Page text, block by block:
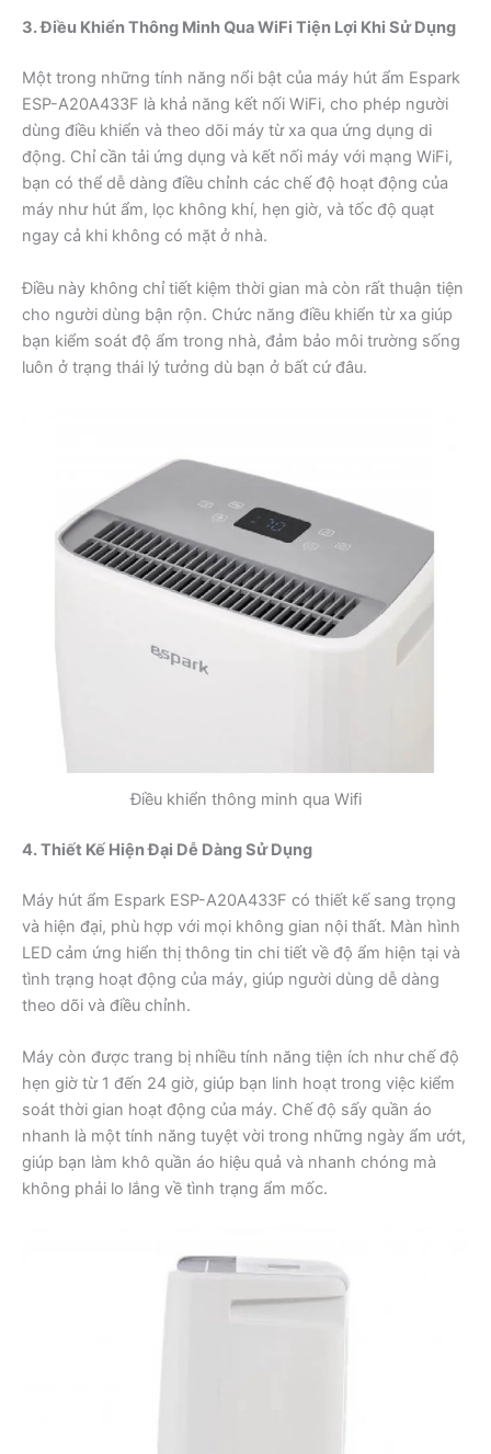
3. Điều Khiển Thông Minh Qua WiFi Tiện Lợi Khi Sử Dụng
Một trong những tính năng nổi bật của máy hút ẩm Espark
ESP-A20A433F là khả năng kết nối WiFi, cho phép người
dùng điều khiển và theo dõi máy từ xa qua ứng dụng di
động. Chỉ cần tải ứng dụng và kết nối máy với mạng WiFi,
bạn có thể dễ dàng điều chỉnh các chế độ hoạt động của
máy như hút ẩm, lọc không khí, hẹn giờ, và tốc độ quạt
ngay cả khi không có mặt ở nhà.
Điều này không chỉ tiết kiệm thời gian mà còn rất thuận tiện
cho người dùng bận rộn. Chức năng điều khiển từ xa giúp
bạn kiểm soát độ ẩm trong nhà, đảm bảo môi trường sống
luôn ở trạng thái lý tưởng dù bạn ở bất cứ đâu.
Điều khiển thông minh qua Wifi
4. Thiết Kế Hiện Đại Dễ Dàng Sử Dụng
Máy hút ẩm Espark ESP-A20A433F có thiết kế sang trọng
và hiện đại, phù hợp với mọi không gian nội thất. Màn hình
LED cảm ứng hiển thị thông tin chi tiết về độ ẩm hiện tại và
tình trạng hoạt động của máy, giúp người dùng dễ dàng
theo dõi và điều chỉnh.
Máy còn được trang bị nhiều tính năng tiện ích như chế độ
hẹn giờ từ 1 đến 24 giờ, giúp bạn linh hoạt trong việc kiểm
soát thời gian hoạt động của máy. Chế độ sấy quần áo
nhanh là một tính năng tuyệt vời trong những ngày ẩm ướt,
giúp bạn làm khô quần áo hiệu quả và nhanh chóng mà
không phải lo lắng về tình trạng ẩm mốc.